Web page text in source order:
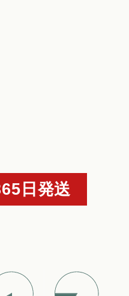
日発送